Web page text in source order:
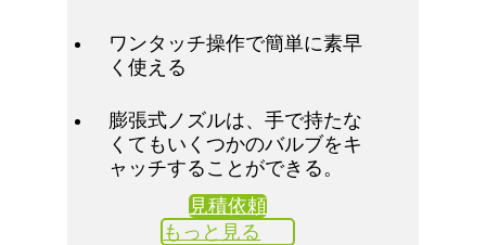
ワンタッチ操作で簡単に素早
く使える
膨張式ノズルは、手で持たな
くてもいくつかのバルブをキ
ャッチすることができる。
見積依頼
もっと見る